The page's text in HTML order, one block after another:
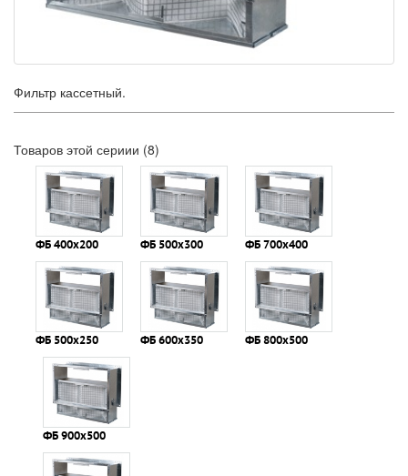
Фильтр кассетный.
Товаров этой сериии (8)
ФБ 400х200
ФБ 500х250
ФБ 500х300
ФБ 600х350
ФБ 700х400
ФБ 800х500
ФБ 900х500